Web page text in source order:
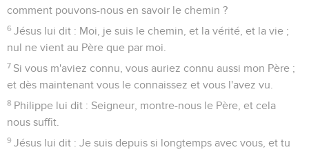
comment pouvons-nous en savoir le chemin ?
6 Jésus lui dit : Moi, je suis le chemin, et la vérité, et la vie ;
nul ne vient au Père que par moi.
7 Si vous m'aviez connu, vous auriez connu aussi mon Père ;
et dès maintenant vous le connaissez et vous l'avez vu.
8 Philippe lui dit : Seigneur, montre-nous le Père, et cela
nous suffit.
9 Jésus lui dit : Je suis depuis si longtemps avec vous, et tu